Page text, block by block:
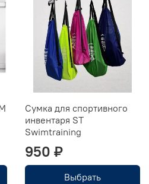
Сумка для спортивного
инвентаря ST
Swimtraining
950 ₽
Выбрать